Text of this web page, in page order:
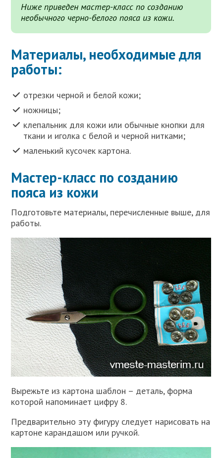
Ниже приведен мастер-класс по созданию
необычного черно-белого пояса из кожи.
Материалы, необходимые для
работы:
отрезки черной и белой кожи;
ножницы;
клепальник для кожи или обычные кнопки для
ткани и иголка с белой и черной нитками;
маленький кусочек картона.
Мастер-класс по созданию
пояса из кожи
Подготовьте материалы, перечисленные выше, для
работы.
Вырежьте из картона шаблон – деталь, форма
которой напоминает цифру 8.
Предварительно эту фигуру следует нарисовать на
картоне карандашом или ручкой.